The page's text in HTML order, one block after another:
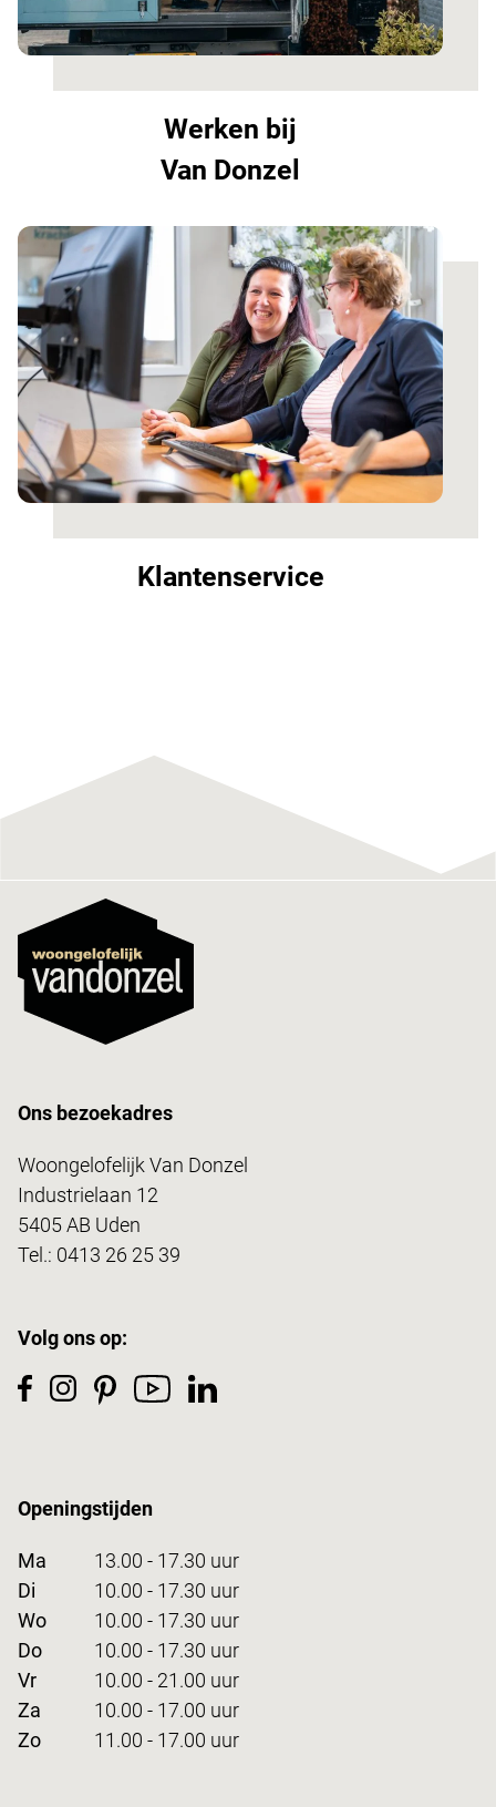
Werken bij
Van Donzel
Klantenservice
Ons bezoekadres
Woongelofelijk Van Donzel
Industrielaan 12
5405 AB Uden
Tel.: 0413 26 25 39
Volg ons op:
Openingstijden
Ma
13.00 - 17.30 uur
Di
10.00 - 17.30 uur
Wo
10.00 - 17.30 uur
Do
10.00 - 17.30 uur
Vr
10.00 - 21.00 uur
Za
10.00 - 17.00 uur
Zo
11.00 - 17.00 uur